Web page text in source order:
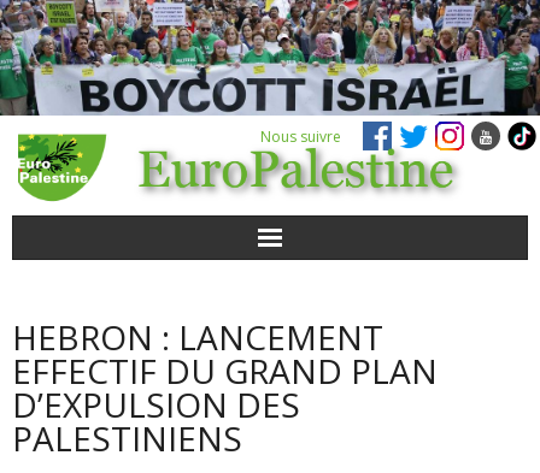
Nous suivre
POUR AGIR
AGENDA
HEBRON : LANCEMENT
EFFECTIF DU GRAND PLAN
D’EXPULSION DES
PALESTINIENS